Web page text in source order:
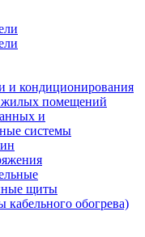
и кондиционирования
жилых помещений
и
системы
щиты
обогрева)